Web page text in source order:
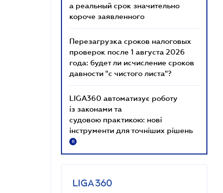
а реальный срок значительно
короче заявленного
Перезагрузка сроков налоговых
проверок после 1 августа 2026
года: будет ли исчисление сроков
давности "с чистого листа"?
LIGA360 автоматизує роботу
із законами та
судовою практикою: нові
інструменти для точніших рішень
R